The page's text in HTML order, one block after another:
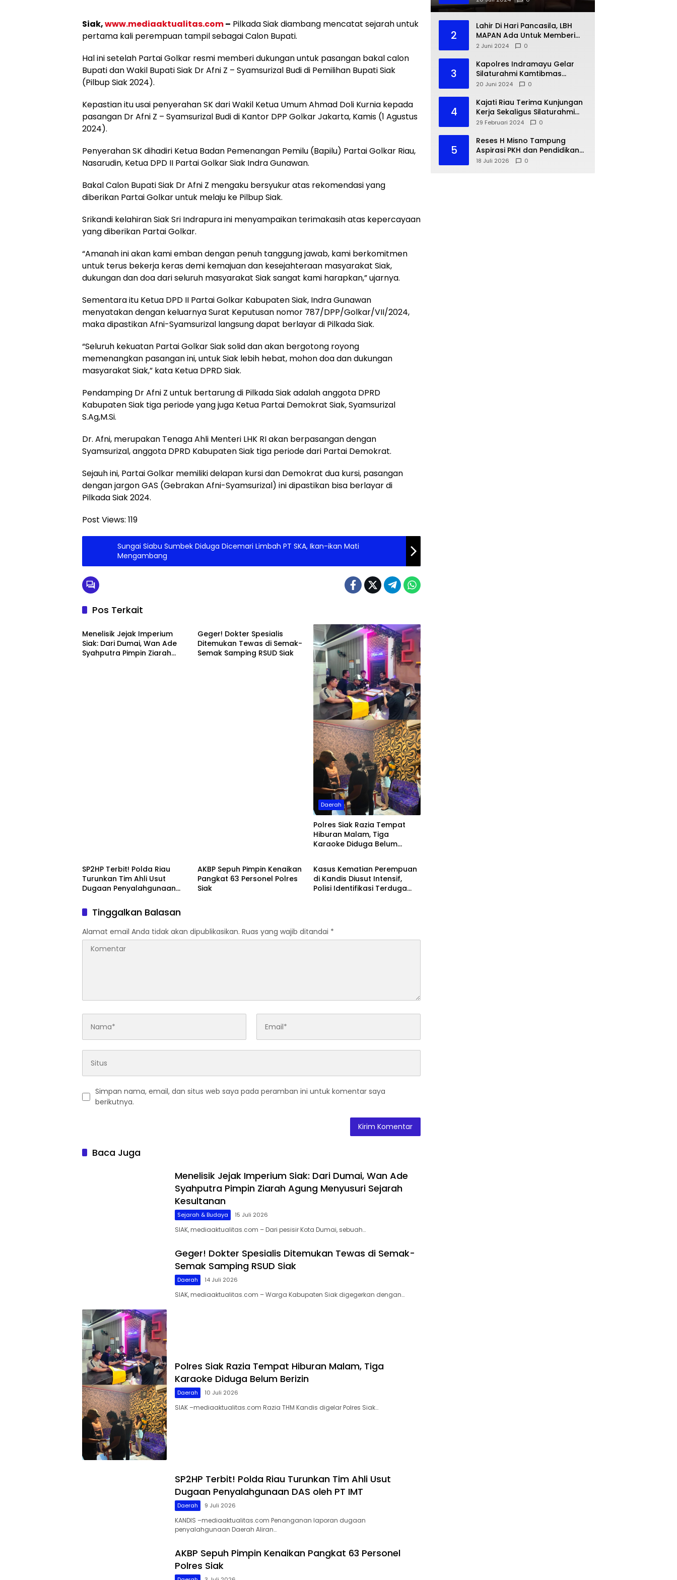
Siak,www.mediaaktualitas.com– Pilkada Siak diambang mencatat sejarah untuk
pertama kali perempuan tampil sebagai Calon Bupati.
Hal ini setelah Partai Golkar resmi memberi dukungan untuk pasangan bakal calon
Bupati dan Wakil Bupati Siak Dr Afni Z – Syamsurizal Budi di Pemilihan Bupati Siak
(Pilbup Siak 2024).
Kepastian itu usai penyerahan SK dari Wakil Ketua Umum Ahmad Doli Kurnia kepada
pasangan Dr Afni Z – Syamsurizal Budi di Kantor DPP Golkar Jakarta, Kamis (1 Agustus
2024).
Penyerahan SK dihadiri Ketua Badan Pemenangan Pemilu (Bapilu) Partai Golkar Riau,
Nasarudin, Ketua DPD II Partai Golkar Siak Indra Gunawan.
Bakal Calon Bupati Siak Dr Afni Z mengaku bersyukur atas rekomendasi yang
diberikan Partai Golkar untuk melaju ke Pilbup Siak.
Srikandi kelahiran Siak Sri Indrapura ini menyampaikan terimakasih atas kepercayaan
yang di­berikan Partai Golkar.
“Amanah ini akan kami emban dengan penuh tanggung jawab, kami berkomitmen
untuk terus bekerja keras demi kemajuan dan kesejahteraan masyarakat Siak,
dukungan dan doa dari seluruh masyarakat Siak sangat kami harapkan,” ujarnya.
Sementara itu Ketua DPD II Partai Golkar Kabupaten Siak, Indra Gunawan
menyatakan dengan keluarnya Surat Keputusan nomor 787/DPP/Golkar/VII/2024,
maka dipastikan Afni-Syamsurizal langsung dapat berlayar di Pilkada Siak.
“Seluruh kekuatan Partai Golkar Siak solid dan akan bergotong royong
memenangkan pasangan ini, untuk Siak lebih hebat, mohon doa dan dukungan
masyarakat Siak,” kata Ketua DPRD Siak.
Pendamping Dr Afni Z untuk bertarung di Pilkada Siak adalah anggota DPRD
Kabupaten Siak tiga periode yang juga Ketua Partai Demokrat Siak, Syamsurizal
S.Ag,M.Si.
Dr. Afni, merupakan Tenaga Ahli Menteri LHK RI akan berpasangan dengan
Syamsurizal, anggota DPRD Kabupaten Siak tiga periode dari Partai Demokrat.
Sejauh ini, Partai Golkar memiliki delapan kursi dan Demokrat dua kursi, pasangan
dengan jargon GAS (Gebrakan Afni-Syamsurizal) ini dipastikan bisa berlayar di
Pilkada Siak 2024.
Post Views: 119
Sungai Siabu Sumbek Diduga Dicemari Limbah PT SKA, Ikan-ikan Mati
Mengambang
Pos Terkait
Sejarah & Budaya
Menelisik Jejak Imperium
Siak: Dari Dumai, Wan Ade
Syahputra Pimpin Ziarah
Geger! Dokter Spesialis
Ditemukan Tewas di Semak-
Semak Samping RSUD Siak
Daerah
Polres Siak Razia Tempat
Hiburan Malam, Tiga
Karaoke Diduga Belum
SP2HP Terbit! Polda Riau
Turunkan Tim Ahli Usut
Dugaan Penyalahgunaan
AKBP Sepuh Pimpin Kenaikan
Pangkat 63 Personel Polres
Siak
Daerah
Kasus Kematian Perempuan
di Kandis Diusut Intensif,
Polisi Identifikasi Terduga
Tinggalkan Balasan
Alamat email Anda tidak akan dipublikasikan. Ruas yang wajib ditandai *
Simpan nama, email, dan situs web saya pada peramban ini untuk komentar saya
berikutnya.
Baca Juga
Menelisik Jejak Imperium Siak: Dari Dumai, Wan Ade
Syahputra Pimpin Ziarah Agung Menyusuri Sejarah
Kesultanan
Sejarah & Budaya 15 Juli 2026
SIAK, mediaaktualitas.com – Dari pesisir Kota Dumai, sebuah…
Geger! Dokter Spesialis Ditemukan Tewas di Semak-
Semak Samping RSUD Siak
Daerah 14 Juli 2026
SIAK, mediaaktualitas.com – Warga Kabupaten Siak digegerkan dengan…
Polres Siak Razia Tempat Hiburan Malam, Tiga
Karaoke Diduga Belum Berizin
Daerah 10 Juli 2026
SIAK –mediaaktualitas.com Razia THM Kandis digelar Polres Siak…
SP2HP Terbit! Polda Riau Turunkan Tim Ahli Usut
Dugaan Penyalahgunaan DAS oleh PT IMT
Daerah 9 Juli 2026
KANDIS –mediaaktualitas.com Penanganan laporan dugaan
penyalahgunaan Daerah Aliran…
AKBP Sepuh Pimpin Kenaikan Pangkat 63 Personel
Polres Siak
2
Lahir Di Hari Pancasila, LBH
MAPAN Ada Untuk Memberi
Bantuan Hukum Gratis Bagi
2 Juni 2024 0
3
Kapolres Indramayu Gelar
Silaturahmi Kamtibmas
dengan IKA PMII
20 Juni 2024 0
4
Kajati Riau Terima Kunjungan
Kerja Sekaligus Silaturahmi
Pejabat Perwakilan Bank
29 Februari 2024 0
5
Reses H Misno Tampung
Aspirasi PKH dan Pendidikan
Warga Air Jamban
18 Juli 2026 0